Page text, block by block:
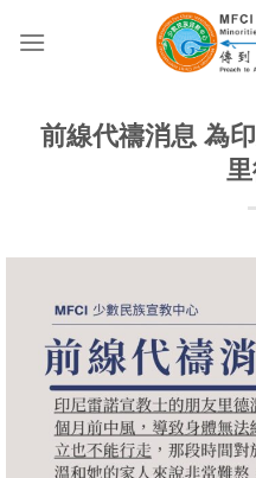
前線代禱消息 為